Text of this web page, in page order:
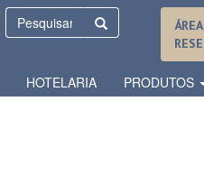
ÁREA
HOTELARIA PRODUTOS